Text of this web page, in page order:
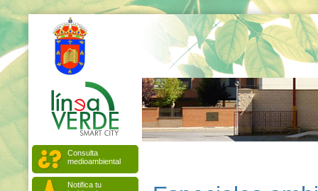
Consulta
medioambiental
Notifica tu